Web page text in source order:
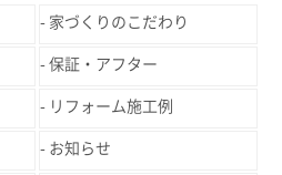
家づくりのこだわり
保証・アフター
リフォーム施工例
お知らせ